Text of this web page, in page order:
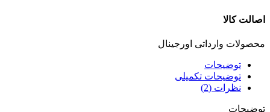
اصالت کالا
محصولات وارداتی اورجینال
توضیحات
توضیحات تکمیلی
نظرات (2)
توضیحات